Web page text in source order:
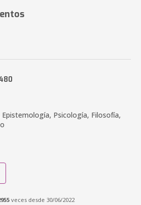
Psicología, Filosofía,
veces desde 30/06/2022